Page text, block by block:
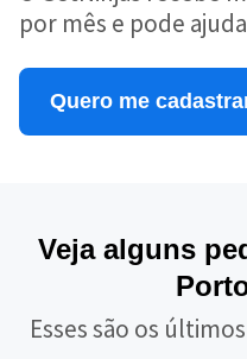
por mês e pode
Quero me
Veja alguns
Esses são os